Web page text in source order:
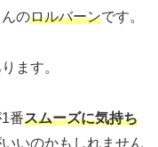
のロルバーンです。
ます。
番スムーズに気持ち
いのかもしれません